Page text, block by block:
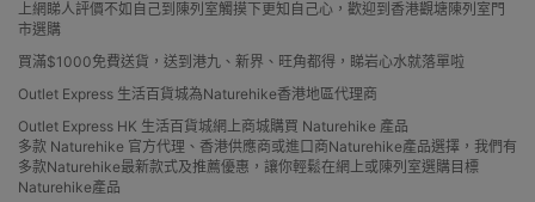
上網睇人評價不如自己到陳列室觸摸下更知自己心，歡迎到香港觀塘陳列室門
市選購
買滿$1000免費送貨，送到港九、新界、旺角都得，睇岩心水就落單啦
Outlet Express 生活百貨城為Naturehike香港地區代理商
Outlet Express HK 生活百貨城網上商城購買 Naturehike 產品
多款 Naturehike 官方代理、香港供應商或進口商Naturehike產品選擇，我們有
多款Naturehike最新款式及推薦優惠，讓你輕鬆在網上或陳列室選購目標
Naturehike產品